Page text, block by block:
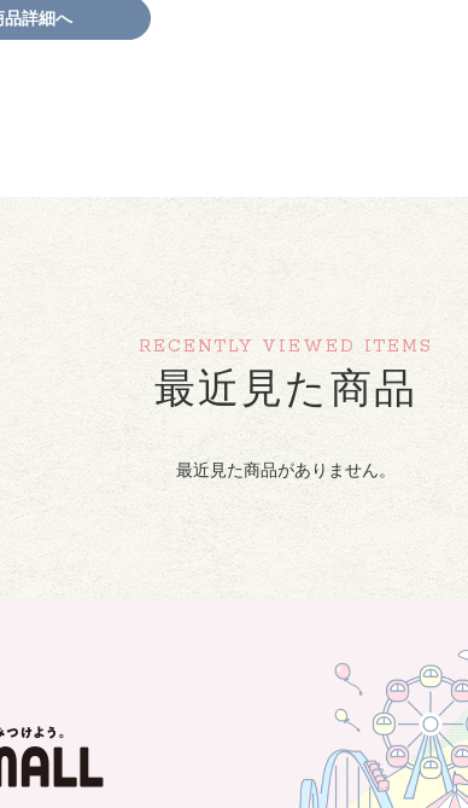
品詳細へ
RECENTLY VIEWED ITEMS
最近見た商品
最近見た商品がありません。